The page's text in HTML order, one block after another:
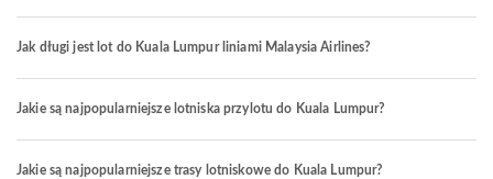
Jak długi jest lot do Kuala Lumpur liniami Malaysia Airlines?
Jakie są najpopularniejsze lotniska przylotu do Kuala Lumpur?
Jakie są najpopularniejsze trasy lotniskowe do Kuala Lumpur?